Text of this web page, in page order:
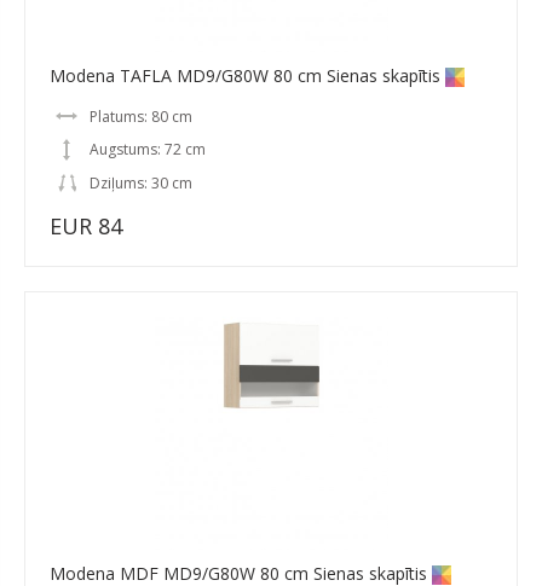
Modena TAFLA MD9/G80W 80 cm Sienas skapītis
Platums: 80 cm
Augstums: 72 cm
Dziļums: 30 cm
EUR 84
Modena MDF MD9/G80W 80 cm Sienas skapītis